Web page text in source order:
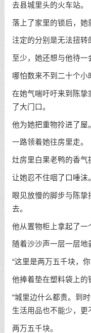
去县城里头的火车站。
落上了家里的锁后，她
注定的分别是无法扭转
至少，她还想与他待一
哪怕数来不到二十个小
在她气喘吁吁来到陈挚
了大门口。
他为她把重物拎进了屋。
一路领着她往房里走。
灶房里白果老鸭的香气
让她忍不住咽了口唾沫。
眼见放慢的脚步与陈
去。
他从置物柜上拿起了一
随着沙沙声一层一层地
“这里是两万五千块，
他捧着垫在塑料袋上的
“城里边什么都贵。到
生活用品也不能少，更
两万五千块。